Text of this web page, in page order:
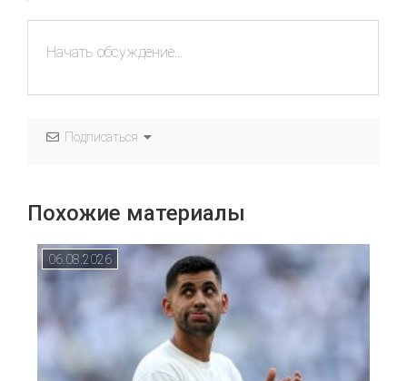
Подписаться
Похожие материалы
06.08.2026